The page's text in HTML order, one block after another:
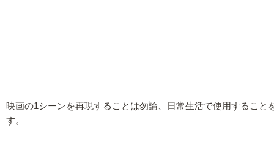
映画の1シーンを再現することは勿論、日常生活で使用するこ
す。